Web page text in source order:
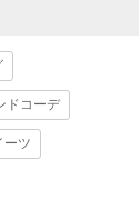
ドコーデ
ーツ